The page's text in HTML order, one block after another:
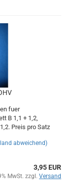
fuer
B 1,1 + 1,2,
Preis pro Satz
abweichend)
3,95 EUR
MwSt. zzgl. Versand